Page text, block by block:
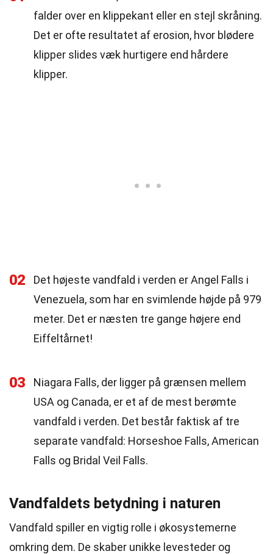
falder over en klippekant eller en stejl skråning.
Det er ofte resultatet af erosion, hvor blødere
klipper slides væk hurtigere end hårdere
klipper.
02
Det højeste vandfald i verden er Angel Falls i
Venezuela, som har en svimlende højde på 979
meter. Det er næsten tre gange højere end
Eiffeltårnet!
03
Niagara Falls, der ligger på grænsen mellem
USA og Canada, er et af de mest berømte
vandfald i verden. Det består faktisk af tre
separate vandfald: Horseshoe Falls, American
Falls og Bridal Veil Falls.
Vandfaldets betydning i naturen
Vandfald spiller en vigtig rolle i økosystemerne
omkring dem. De skaber unikke levesteder og